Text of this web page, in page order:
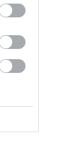
repohár rendelés,
és fa ablak
Money, Legjobb
óra,
ajtó,
gőztisztító
álarcok,
ipari porszívó,